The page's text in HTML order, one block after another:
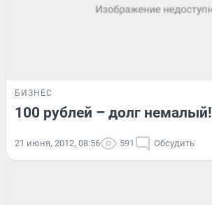
БИЗНЕС
100 рублей – долг немалый!
21 июня, 2012, 08:56 591 Обсудить